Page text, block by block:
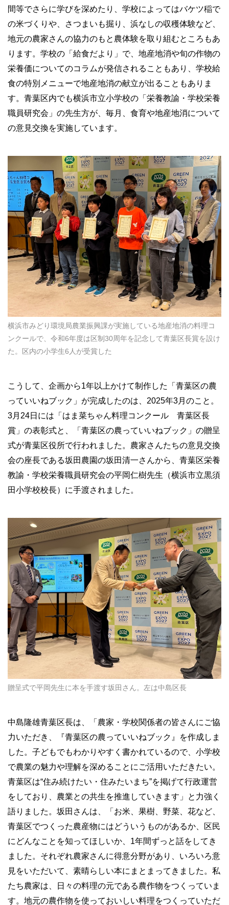
間等でさらに学びを深めたり、学校によってはバケツ稲で
の米づくりや、さつまいも掘り、浜なしの収穫体験など、
地元の農家さんの協力のもと農体験を取り組むところもあ
ります。学校の「給食だより」で、地産地消や旬の作物の
栄養価についてのコラムが発信されることもあり、学校給
食の特別メニューで地産地消の献立が出ることもありま
す。青葉区内でも横浜市立小学校の「栄養教諭・学校栄養
職員研究会」の先生方が、毎月、食育や地産地消について
の意見交換を実施しています。
横浜市みどり環境局農業振興課が実施している地産地消の料理コ
ンクールで、令和6年度は区制30周年を記念して青葉区長賞を設け
た。区内の小学生6人が受賞した
こうして、企画から1年以上かけて制作した「青葉区の農
っていいねブック」が完成したのは、2025年3月のこと。
3月24日には「はま菜ちゃん料理コンクール 青葉区長
賞」の表彰式と、「青葉区の農っていいねブック」の贈呈
式が青葉区役所で行われました。農家さんたちの意見交換
会の座長である坂田農園の坂田清一さんから、青葉区栄養
教諭・学校栄養職員研究会の平岡仁樹先生（横浜市立黒須
田小学校校長）に手渡されました。
贈呈式で平岡先生に本を手渡す坂田さん。左は中島区長
中島隆雄青葉区長は、「農家・学校関係者の皆さんにご協
力いただき、『青葉区の農っていいねブック』を作成しま
した。子どもでもわかりやすく書かれているので、小学校
で農業の魅力や理解を深めることにご活用いただきたい。
青葉区は“住み続けたい・住みたいまち”を掲げて行政運営
をしており、農業との共生を推進していきます」と力強く
語りました。坂田さんは、「お米、果樹、野菜、花など、
青葉区でつくった農産物にはどういうものがあるか、区民
にどんなことを知ってほしいか、1年間ずっと話をしてき
ました。それぞれ農家さんに得意分野があり、いろいろ意
見をいただいて、素晴らしい本にまとまってきました。私
たち農家は、日々の料理の元である農作物をつくっていま
す。地元の農作物を使っておいしい料理をつくっていただ